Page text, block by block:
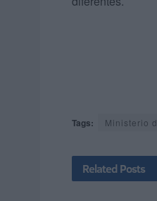
Tags: Ministerio
Related Posts